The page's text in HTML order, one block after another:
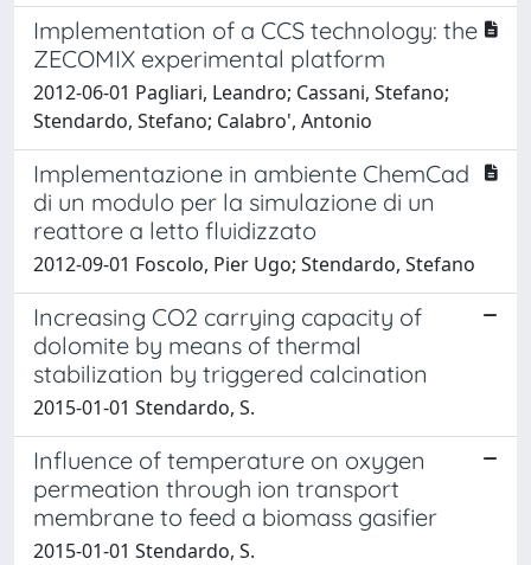
Implementation of a CCS technology: the
ZECOMIX experimental platform
2012-06-01 Pagliari, Leandro; Cassani, Stefano;
Stendardo, Stefano; Calabro', Antonio
Implementazione in ambiente ChemCad
di un modulo per la simulazione di un
reattore a letto fluidizzato
2012-09-01 Foscolo, Pier Ugo; Stendardo, Stefano
Increasing CO2 carrying capacity of
dolomite by means of thermal
stabilization by triggered calcination
2015-01-01 Stendardo, S.
Influence of temperature on oxygen
permeation through ion transport
membrane to feed a biomass gasifier
2015-01-01 Stendardo, S.